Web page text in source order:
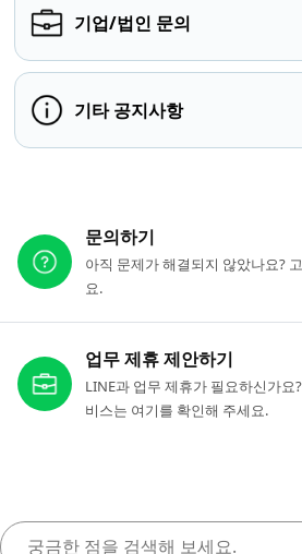
기업/법인 문의
기타 공지사항
문의하기
아직 문제가 해결되지 않았나요?
요.
업무 제휴 제안하기
LINE과 업무 제휴가 필요하신가요
비스는 여기를 확인해 주세요.